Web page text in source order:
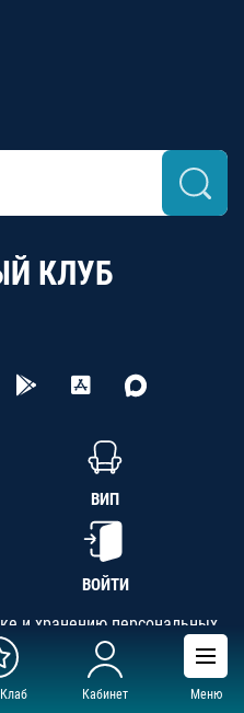
Кабинет Меню
КЛУБ
ВИП
ВОЙТИ
и хранению персональных
ОГРН 1142300002349,